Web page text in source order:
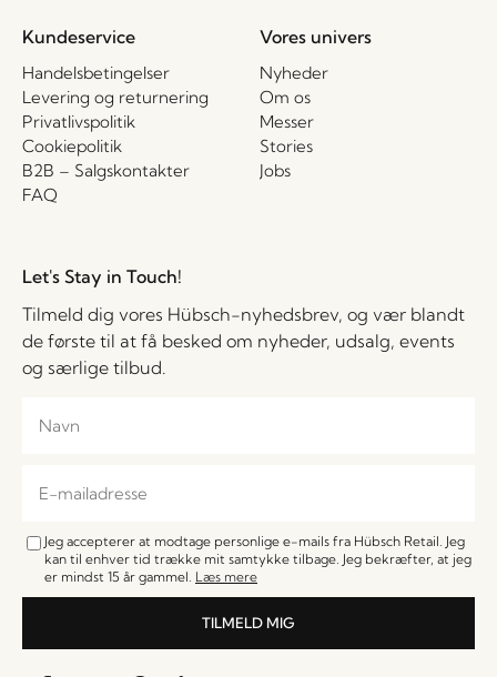
Kundeservice
Handelsbetingelser
Levering og returnering
Privatlivspolitik
Cookiepolitik
B2B – Salgskontakter
FAQ
Vores univers
Nyheder
Om os
Messer
Stories
Jobs
Let's Stay in Touch!
Tilmeld dig vores Hübsch-nyhedsbrev, og vær blandt
de første til at få besked om nyheder, udsalg, events
og særlige tilbud.
Jeg accepterer at modtage personlige e-mails fra Hübsch Retail. Jeg
kan til enhver tid trække mit samtykke tilbage. Jeg bekræfter, at jeg
er mindst 15 år gammel. Læs mere
TILMELD MIG